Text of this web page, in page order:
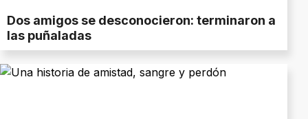
Dos amigos se desconocieron: terminaron a
las puñaladas